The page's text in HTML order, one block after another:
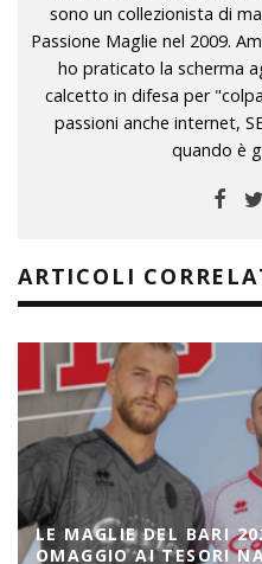
sono un collezionista di
Passione Maglie nel 2009.
ho praticato la scherma
calcetto in difesa per
passioni anche internet,
quando è
ARTICOLI
LE MAGLIE DEL BARI
OMAGGIO AI TESORI